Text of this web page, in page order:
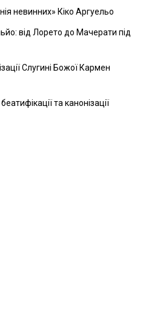
невинних» Кіко Аргуельо
від Лорето до Мачерати під
Слугині Божої Кармен
та канонізації